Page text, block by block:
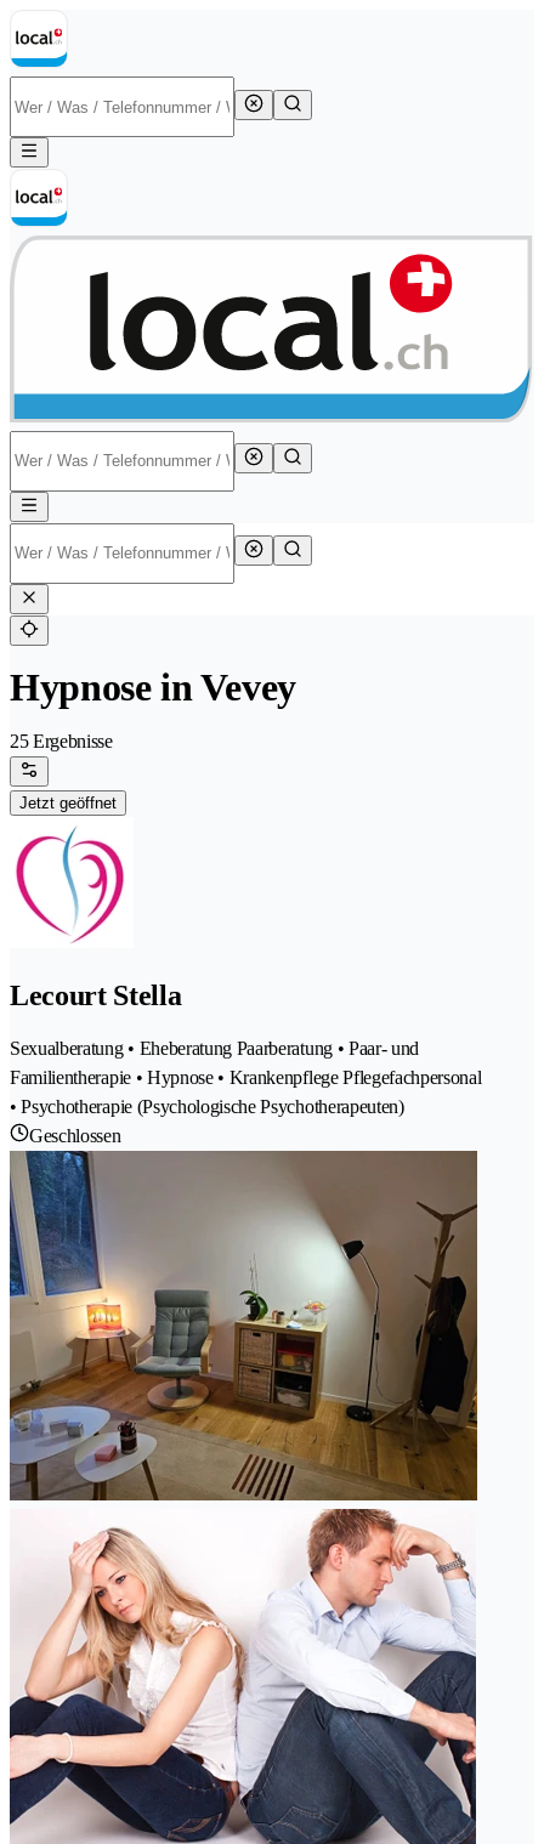
Hypnose in Vevey
25 Ergebnisse
Jetzt geöffnet
Lecourt Stella
Sexualberatung • Eheberatung Paarberatung • Paar- und
Familientherapie • Hypnose • Krankenpflege Pflegefachpersonal
• Psychotherapie (Psychologische Psychotherapeuten)
Geschlossen